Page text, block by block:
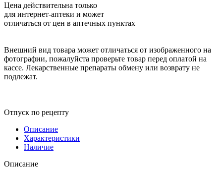
Цена действительна только
для интернет-аптеки и может
отличаться от цен в аптечных пунктах
Внешний вид товара может отличаться от изображенного на
фотографии, пожалуйста проверьте товар перед оплатой на
кассе. Лекарственные препараты обмену или возврату не
подлежат.
Отпуск по рецепту
Описание
Характеристики
Наличие
Описание